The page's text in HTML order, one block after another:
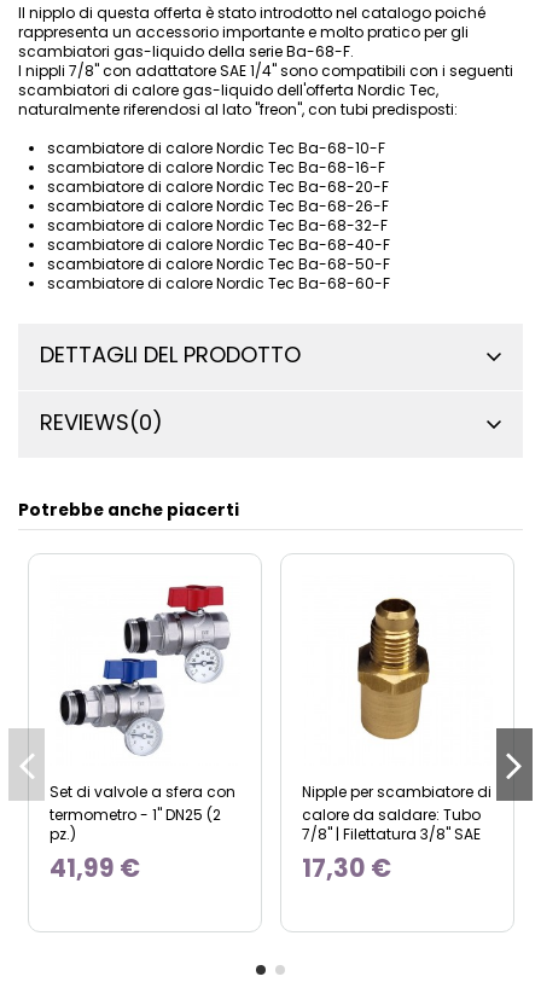
Il nipplo di questa offerta è stato introdotto nel catalogo poiché
rappresenta un accessorio importante e molto pratico per gli
scambiatori gas-liquido della serie Ba-68-F.
I nippli 7/8" con adattatore SAE 1/4" sono compatibili con i seguenti
scambiatori di calore gas-liquido dell'offerta Nordic Tec,
naturalmente riferendosi al lato "freon", con tubi predisposti:
scambiatore di calore Nordic Tec Ba-68-10-F
scambiatore di calore Nordic Tec Ba-68-16-F
scambiatore di calore Nordic Tec Ba-68-20-F
scambiatore di calore Nordic Tec Ba-68-26-F
scambiatore di calore Nordic Tec Ba-68-32-F
scambiatore di calore Nordic Tec Ba-68-40-F
scambiatore di calore Nordic Tec Ba-68-50-F
scambiatore di calore Nordic Tec Ba-68-60-F
DETTAGLI DEL PRODOTTO
REVIEWS(0)
Potrebbe anche piacerti
Set di valvole a sfera con
termometro - 1" DN25 (2
pz.)
41,99 €
Nipple per scambiatore di
calore da saldare: Tubo
7/8" | Filettatura 3/8" SAE
17,30 €